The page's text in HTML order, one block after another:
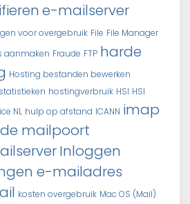
e-mailserver
voor overgebruik File File Manager
aanmaken Fraude FTP harde
Hosting bestanden bewerken
hostingverbruik HSI HSI
NL hulp op afstand ICANN imap
mailpoort
Inloggen
e-mailadres
kosten overgebruik Mac OS (Mail)